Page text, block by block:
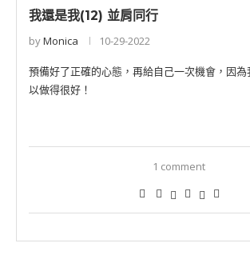
我還是我(12) 並肩同行
byMonica 10-29-2022
預備好了正確的心態，再給自己一次機會，因
以做得很好！
1 comment